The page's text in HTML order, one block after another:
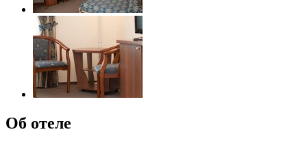
Об отеле